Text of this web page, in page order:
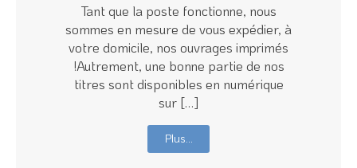
Tant que la poste fonctionne, nous
sommes en mesure de vous expédier, à
votre domicile, nos ouvrages imprimés
!Autrement, une bonne partie de nos
titres sont disponibles en numérique
sur […]
Plus…